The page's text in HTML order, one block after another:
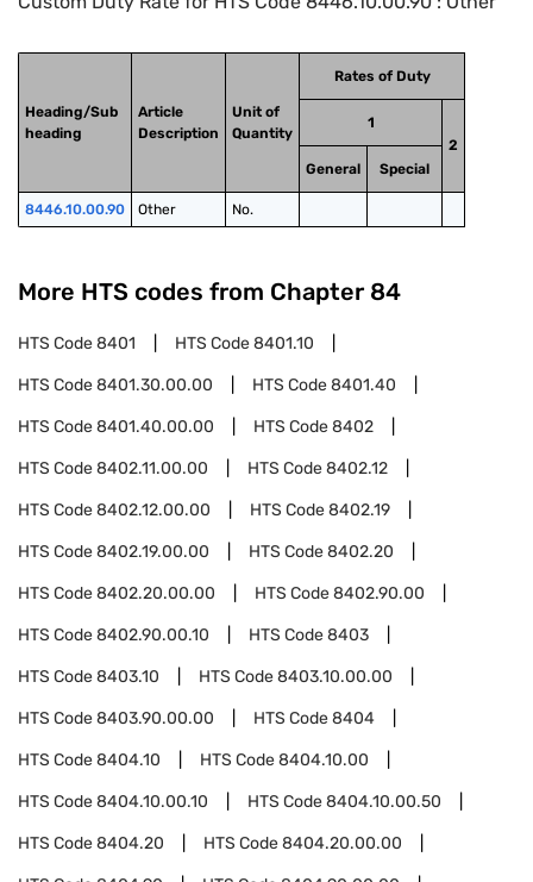
Heading/Sub
heading
Article
Description
Unit of
Quantity
Rates of Duty
1
2
General
Special
8446.10.00.90 Other No.
More HTS codes from Chapter 84
HTS Code8401 HTS Code8401.10
HTS Code8401.30.00.00 HTS Code8401.40
HTS Code8401.40.00.00 HTS Code8402
HTS Code8402.11.00.00 HTS Code8402.12
HTS Code8402.12.00.00 HTS Code8402.19
HTS Code8402.19.00.00 HTS Code8402.20
HTS Code8402.20.00.00 HTS Code8402.90.00
HTS Code8402.90.00.10 HTS Code8403
HTS Code8403.10 HTS Code8403.10.00.00
HTS Code8403.90.00.00 HTS Code8404
HTS Code8404.10 HTS Code8404.10.00
HTS Code8404.10.00.10 HTS Code8404.10.00.50
HTS Code8404.20 HTS Code8404.20.00.00